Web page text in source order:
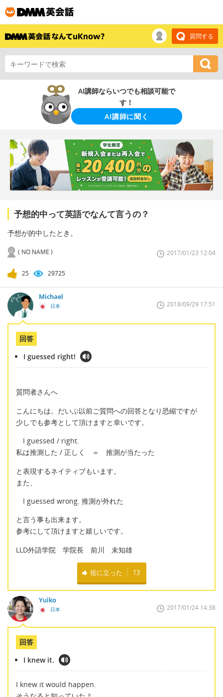
質問する
AI講師ならいつでも相談可能で
す！
AI講師に聞く
予想的中って英語でなんて言うの？
予想が的中したとき。
( NO NAME ) 2017/01/23 12:04
25 29725
Michael
日本 2018/09/29 17:51
回答
I guessed right!
質問者さんへ
こんにちは。だいぶ以前ご質問への回答となり恐縮ですが
少しでも参考として頂けますと幸いです。
I guessed / right.
私は推測した / 正しく ＝ 推測が当たった
と表現するネイティブもいます。
また、
I guessed wrong. 推測が外れた
と言う事も出来ます。
参考にして頂けますと嬉しいです。
LLD外語学院 学院長 前川 未知雄
役に立った 13
Yuiko
日本 2017/01/24 14:38
回答
I knew it.
I knew it would happen.